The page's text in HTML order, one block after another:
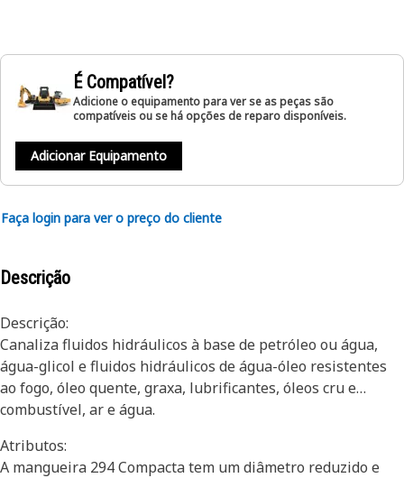
É Compatível?
Adicione o equipamento para ver se as peças são
compatíveis ou se há opções de reparo disponíveis.
Adicionar Equipamento
Faça login para ver o preço do cliente
Descrição
Descrição:
Canaliza fluidos hidráulicos à base de petróleo ou água,
água-glicol e fluidos hidráulicos de água-óleo resistentes
ao fogo, óleo quente, graxa, lubrificantes, óleos cru e
combustível, ar e água.
Atributos:
A mangueira 294 Compacta tem um diâmetro reduzido e